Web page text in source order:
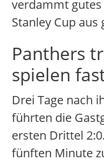
verdammt gutes
Stanley Cup
Panthers
spielen
Drei Tage nach
führten die
ersten Drittel
fünften Minute